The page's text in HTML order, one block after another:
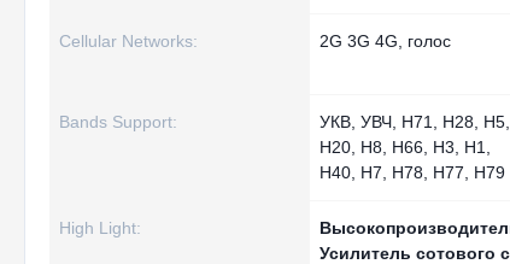
Cellular Networks: 2G 3G 4G, голос
Bands Support:
УКВ, УВЧ, Н71, Н28, Н5,
Н20, Н8, Н66, Н3, Н1,
Н40, Н7, Н78, Н77, Н79
High Light:
Усилитель сотового